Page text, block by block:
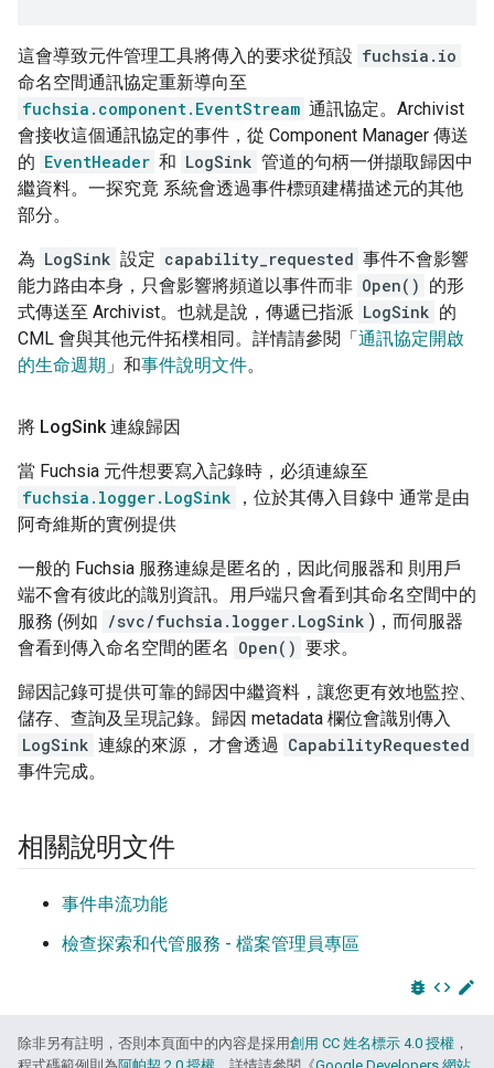
這會導致元件管理工具將傳入的要求從預設 fuchsia.io
命名空間通訊協定重新導向至
fuchsia.component.EventStream 通訊協定。Archivist
會接收這個通訊協定的事件，從 Component Manager 傳送
的 EventHeader 和 LogSink 管道的句柄一併擷取歸因中
繼資料。一探究竟 系統會透過事件標頭建構描述元的其他
部分。
為 LogSink 設定 capability_requested 事件不會影響
能力路由本身，只會影響將頻道以事件而非 Open() 的形
式傳送至 Archivist。也就是說，傳遞已指派 LogSink 的
CML 會與其他元件拓樸相同。詳情請參閱「通訊協定開啟
的生命週期 」和事件說明文件。
將 LogSink 連線歸因
當 Fuchsia 元件想要寫入記錄時，必須連線至
fuchsia.logger.LogSink
，位於其傳入目錄中 通常是由
阿奇維斯的實例提供
一般的 Fuchsia 服務連線是匿名的，因此伺服器和 則用戶
端不會有彼此的識別資訊。用戶端只會看到其命名空間中的
服務 (例如 /svc/fuchsia.logger.LogSink )，而伺服器
會看到傳入命名空間的匿名 Open() 要求。
歸因記錄可提供可靠的歸因中繼資料，讓您更有效地監控、
儲存、查詢及呈現記錄。歸因 metadata 欄位會識別傳入
LogSink 連線的來源， 才會透過 CapabilityRequested
事件完成。
相關說明文件
事件串流功能
檢查探索和代管服務 - 檔案管理員專區
bug_report code edit
除非另有註明，否則本頁面中的內容是採用創用 CC 姓名標示 4.0 授權 ，